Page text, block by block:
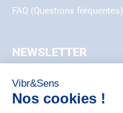
FAQ (Questions fréquentes)
NEWSLETTER
EMAIL
ZIP_CODE